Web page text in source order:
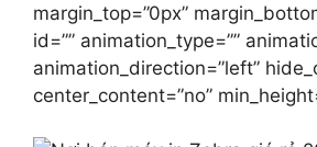
margin_top=”0px”
id=”” animation_type=””
animation_direction=”left”
center_content=”no”